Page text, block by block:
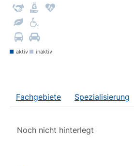
aktiv inaktiv
Fachgebiete Spezialisierung
Noch nicht hinterlegt